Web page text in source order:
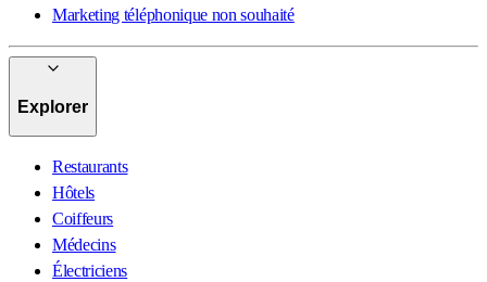
Marketing téléphonique non souhaité
Explorer
Restaurants
Hôtels
Coiffeurs
Médecins
Électriciens